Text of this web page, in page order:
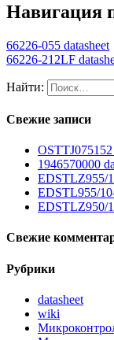
Навигация
66226-055 datasheet
66226-212LF
Найти:
Свежие записи
OSTTJ075152
1946570000
EDSTLZ955/
EDSTL955/
EDSTLZ950/
Свежие
Рубрики
datasheet
wiki